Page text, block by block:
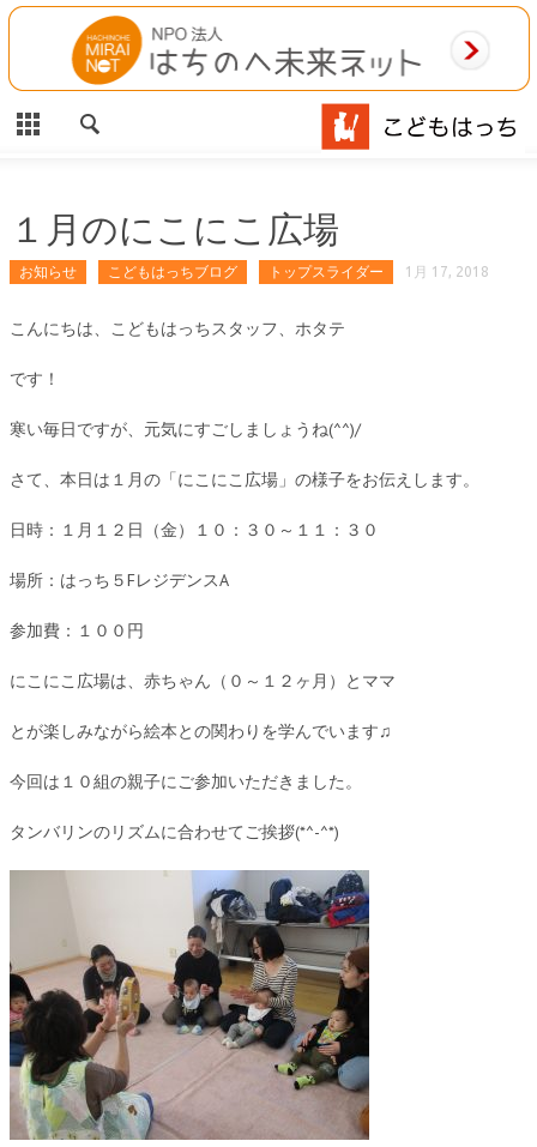
CLOSE
HOME
相談事業
MAP
お問合わせ
運営団体
１月のにこにこ広場
お知らせ こどもはっちブログ トップスライダー 1月 17, 2018
こんにちは、こどもはっちスタッフ、ホタテ
です！
寒い毎日ですが、元気にすごしましょうね(^^)/
さて、本日は１月の「にこにこ広場」の様子をお伝えします。
日時：１月１２日（金）１０：３０～１１：３０
場所：はっち５FレジデンスA
参加費：１００円
にこにこ広場は、赤ちゃん（０～１２ヶ月）とママ
とが楽しみながら絵本との関わりを学んでいます♫
今回は１０組の親子にご参加いただきました。
タンバリンのリズムに合わせてご挨拶(*^-^*)